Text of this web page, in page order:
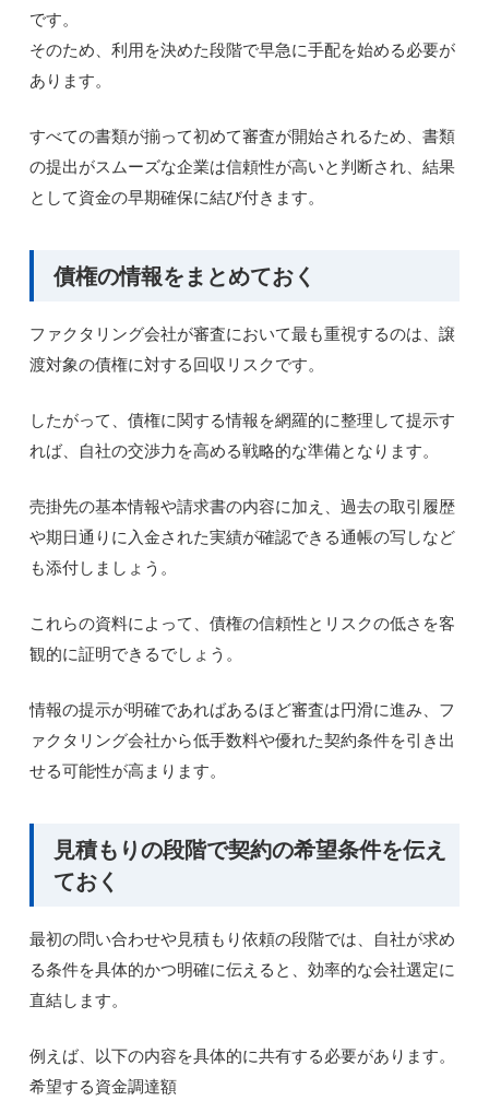
です。
そのため、利用を決めた段階で早急に手配を始める必要が
あります。
すべての書類が揃って初めて審査が開始されるため、書類
の提出がスムーズな企業は信頼性が高いと判断され、結果
として資金の早期確保に結び付きます。
債権の情報をまとめておく
ファクタリング会社が審査において最も重視するのは、譲
渡対象の債権に対する回収リスクです。
したがって、債権に関する情報を網羅的に整理して提示す
れば、自社の交渉力を高める戦略的な準備となります。
売掛先の基本情報や請求書の内容に加え、過去の取引履歴
や期日通りに入金された実績が確認できる通帳の写しなど
も添付しましょう。
これらの資料によって、債権の信頼性とリスクの低さを客
観的に証明できるでしょう。
情報の提示が明確であればあるほど審査は円滑に進み、フ
ァクタリング会社から低手数料や優れた契約条件を引き出
せる可能性が高まります。
見積もりの段階で契約の希望条件を伝え
ておく
最初の問い合わせや見積もり依頼の段階では、自社が求め
る条件を具体的かつ明確に伝えると、効率的な会社選定に
直結します。
例えば、以下の内容を具体的に共有する必要があります。
希望する資金調達額